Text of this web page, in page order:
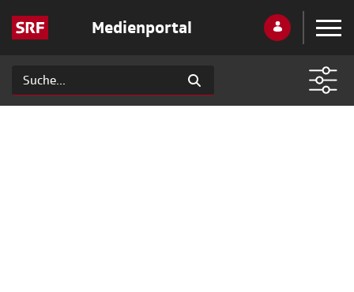
Medienportal